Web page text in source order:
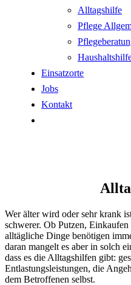
Alltagshilfe
Pflege
Einsatzorte
Jobs
Kontakt
Wer älter wird oder sehr krank
schwerer. Ob Putzen,
alltägliche Dinge benötigen
daran mangelt es aber in solch
dass es die Alltagshilfen gibt:
Entlastungsleistungen, die
dem Betroffenen selbst.